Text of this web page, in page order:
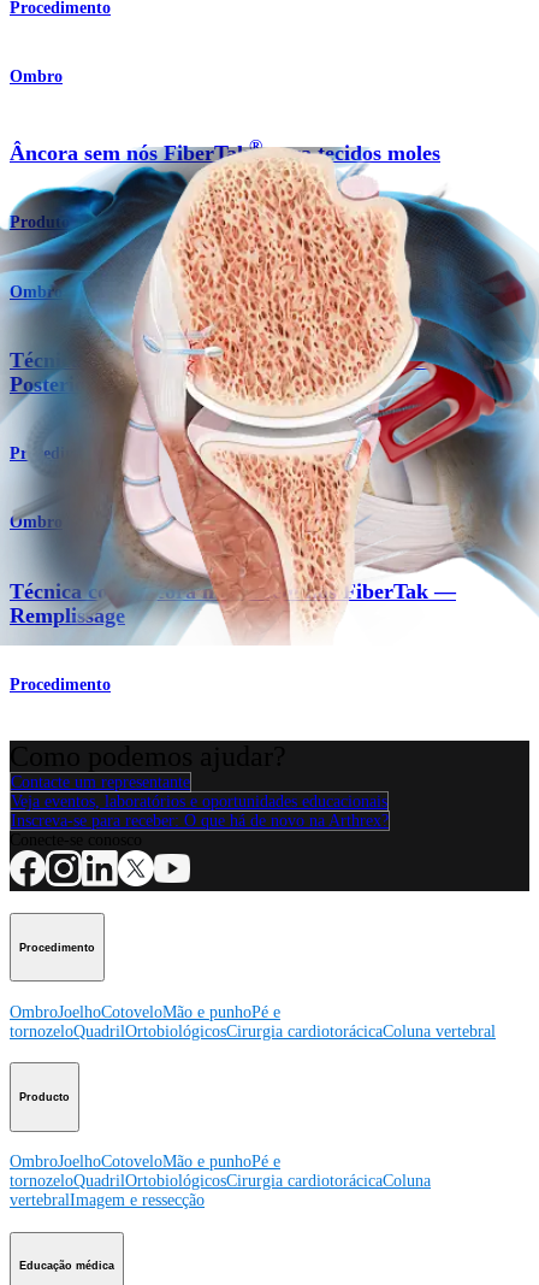
Procedimento
Ombro
Âncora sem nós FiberTak®para tecidos moles
Produto
Ombro
Técnica com âncora em tecido sem nós Fibertak® —
Posterior
Procedimento
Ombro
Técnica com âncora macia sem nós FiberTak —
Remplissage
Procedimento
Contacte um representante
Veja eventos, laboratórios e oportunidades educacionais
Inscreva-se para receber: O que há de novo na Arthrex?
Procedimento
OmbroJoelhoCotoveloMão e punhoPé e
tornozeloQuadrilOrtobiológicosCirurgia cardiotorácicaColuna vertebral
Producto
OmbroJoelhoCotoveloMão e punhoPé e
tornozeloQuadrilOrtobiológicosCirurgia cardiotorácicaColuna
vertebralImagem e ressecção
Educação médica